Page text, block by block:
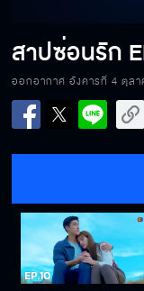
สาปซ่อนรัก
ออกอากาศ อังคารที่ 4 ตุลา